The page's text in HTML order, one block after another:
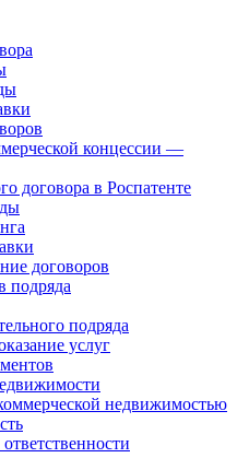
концессии —
договора в Роспатенте
договоров
подряда
подряда
услуг
недвижимостью